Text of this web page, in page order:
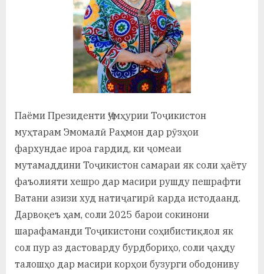
Паёми Президенти Ҷумҳурии Тоҷикистон
муҳтарам Эмомалӣ Раҳмон дар рӯзҳои
фархундае ироа гардид, ки ҷомеаи
мутамаддини Тоҷикистон самараи як соли ҳаёту
фаъолияти хешро дар масири рушду пешрафти
Ватани азизи худ натиҷагирӣ карда истодаанд.
Дарвоқеъ ҳам, соли 2025 барои сокинони
шарафаманди Тоҷикистони соҳибистиқлол як
сол пур аз дастоварду бурдбориҳо, соли ҷаҳду
талошҳо дар масири корҳои бузурги ободониву